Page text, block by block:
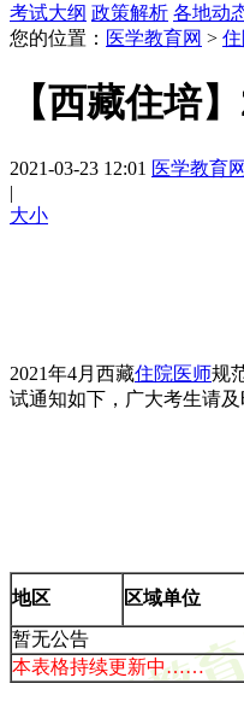
考试大纲 政策解析 各地动
您的位置： 医学教育网 >
【西藏住培
2021-03-23 12:01 医学教育网
|
大小
2021年4月西藏住院医师规
试通知如下，广大考生请
地区 区域单位
暂无公告
本表格持续更新中……